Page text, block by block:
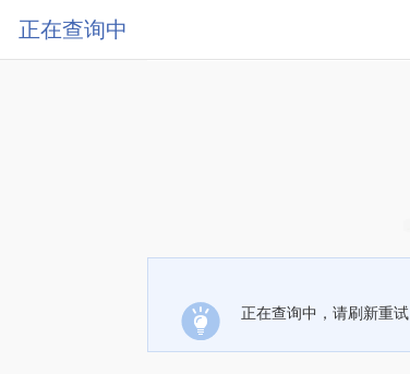
正在查询中
正在查询中，请刷新重试